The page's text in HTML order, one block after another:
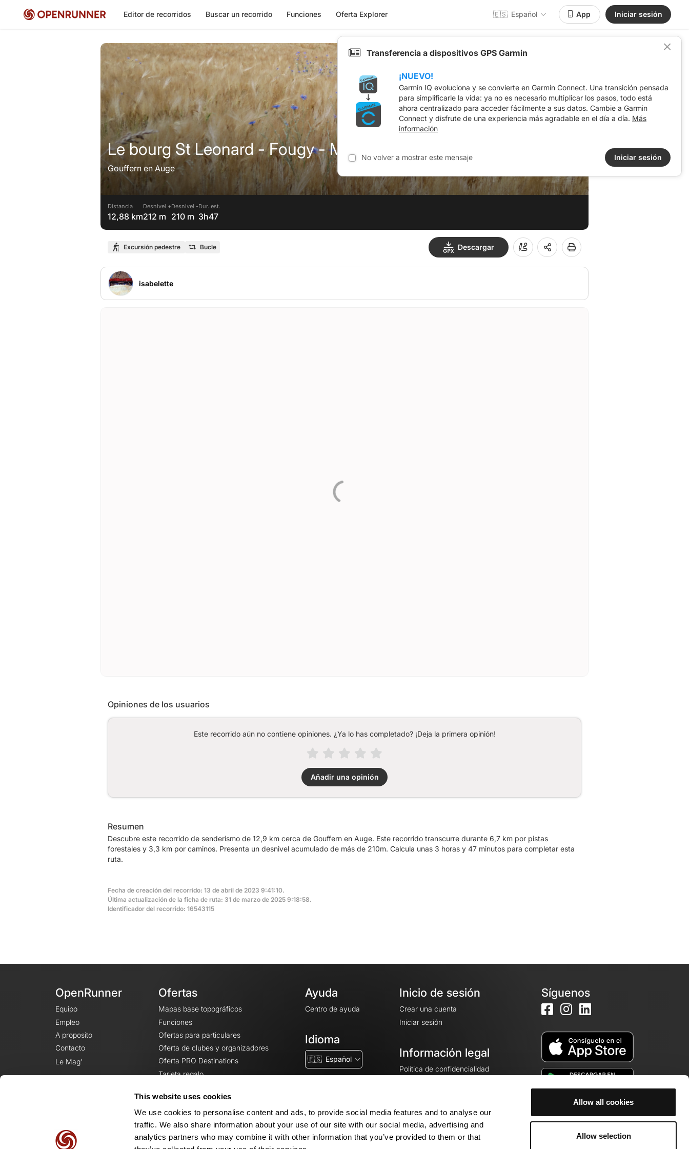
This website uses cookies
We use cookies to personalise content and ads, to provide social media features and to analyse our
traffic. We also share information about your use of our site with our social media, advertising and
analytics partners who may combine it with other information that you’ve provided to them or that
Allow all cookies
Allow selection
Editor de recorridos Buscar un recorrido Funciones Oferta Explorer 🇪🇸 Español App Iniciar sesión
Le bourg St Leonard - Fougy - MG
Gouffern en Auge
Distancia
12,88 km
Desnivel +
212 m
Desnivel -
210 m
Dur. est.
3h47
Excursión pedestre Bucle Descargar
isabelette
Opiniones de los usuarios
Este recorrido aún no contiene opiniones. ¿Ya lo has completado? ¡Deja la primera opinión!
Añadir una opinión
Resumen
Descubre este recorrido de senderismo de 12,9 km cerca de Gouffern en Auge. Este recorrido transcurre durante 6,7 km por pistas
forestales y 3,3 km por caminos. Presenta un desnivel acumulado de más de 210m. Calcula unas 3 horas y 47 minutos para completar esta
ruta.
Fecha de creación del recorrido: 13 de abril de 2023 9:41:10.
Última actualización de la ficha de ruta: 31 de marzo de 2025 9:18:58.
Identificador del recorrido: 16543115
OpenRunner
Equipo
Empleo
A proposito
Contacto
Le Mag'
Ofertas
Mapas base topográficos
Funciones
Ofertas para particulares
Oferta de clubes y organizadores
Oferta PRO Destinations
Tarjeta regalo
Ayuda
Centro de ayuda
Idioma
🇪🇸 Español
Inicio de sesión
Crear una cuenta
Iniciar sesión
Información legal
Política de confidencialidad
Avisos legales
Configuración de cookies
Síguenos
Transferencia a dispositivos GPS Garmin
¡NUEVO!
Garmin IQ evoluciona y se convierte en Garmin Connect. Una transición pensada
para simplificarle la vida: ya no es necesario multiplicar los pasos, todo está
ahora centralizado para acceder fácilmente a sus datos. Cambie a Garmin
Connect y disfrute de una experiencia más agradable en el día a día. Más
información
No volver a mostrar este mensaje Iniciar sesión